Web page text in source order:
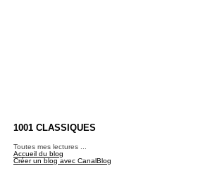
1001 CLASSIQUES
Toutes mes lectures ...
Accueil du blog
Créer un blog avec CanalBlog